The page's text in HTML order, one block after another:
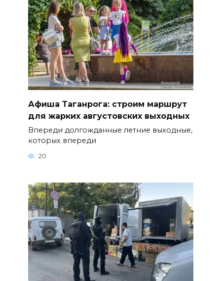
Афиша Таганрога: строим маршрут
для жарких августовских выходных
Впереди долгожданные летние выходные,
которых впереди
20